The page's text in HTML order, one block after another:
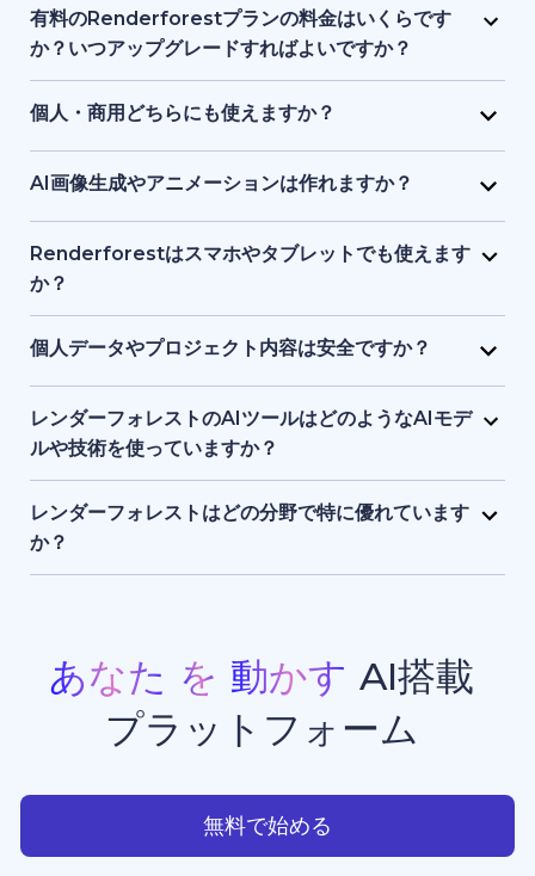
最適で、フルスケールのシネマティック制作向けでは
ありません。プロ品質の制作を簡素化しますが、ハイ
エンドのアニメーションスタジオや高度なポストプロ
ダクションツールの完全な代替とはなりません。
有料のRenderforestプランの料金はいくらです
か？いつアップグレードすればよいですか？
有料プランは手頃な月額料金から利用でき、料金は動
画の長さ、書き出し品質、ストレージ容量で変動しま
テンプレート利用や制作自由度が必要な場合にアップ
グレードが適しています。
個人・商用どちらにも使えますか？
はい。個人プロジェクト、クライアント案件、ビジネ
ス用途の動画やビジュアル、ウェブサイト制作に利用
AI画像生成やアニメーションは作れますか？
はい。AI画像ジェネレーターで、テキストの指示や参
考画像からユニークなビジュアルを作成できます。生
成した画像を短いアニメーションにすることも可能で
す。
Renderforestはスマホやタブレットでも使えます
か？
はい。Renderforestアプリは Android と iOS の両方
でダウンロードでき、またはブラウザでウエブ版を利
いるため、いつでもどこでも制作・編集が可能です。
個人データやプロジェクト内容は安全ですか？
もちろんです。Renderforestは安全なデータ暗号化と
クラウド保護基準を採用しており、個人情報とプロジ
ェクトを安全に守ります。ファイルはプライベートな
まま保持され、アクセスできるのはユーザー本人のみ
です。
レンダーフォレストのAIツールはどのようなAIモデ
ルや技術を使っていますか？
レンダーフォレストは、独自開発のAIエンジンに加
え、Sora 2、Google Veo 3.1、Kling 3.0 Omni、
Seedance 2.0、Pixverse V6、Nano Banana Pro、
GPT Image 2、Grok Imagineなど、最先端のAIモデ
性のある動画生成・画像生成・アニメーション制作・
ウエブサイト制作を実現しています。
レンダーフォレストはどの分野で特に優れています
か？
レンダーフォレストは、現在利用できる中でもトップ
などの豊富なテンプレートを備えており、クリエイタ
ー、ビジネスオーナー、マーケターが、スタジオ品質
のプロフェッショナルな動画コンテンツを手軽に制作
できる点で高く評価されています。
あなた を 動かす AI搭載
プラットフォーム
無料で始める